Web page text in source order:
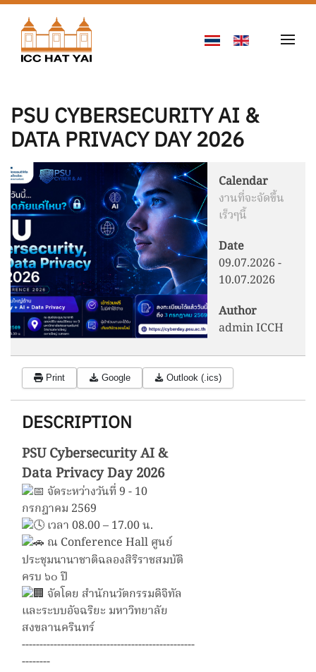
Skip to main content
PSU CYBERSECURITY AI &
DATA PRIVACY DAY 2026
Calendar
งานที่จะจัดขึ้น
เร็วๆนี้
Date
09.07.2026-
10.07.2026
Author
admin ICCH
Print Google Outlook (.ics)
DESCRIPTION
PSU Cybersecurity AI &
Data Privacy Day 2026
จัดระหว่างวันที่ 9 - 10
กรกฎาคม 2569
เวลา 08.00 – 17.00 น.
ณ Conference Hall ศูนย์
ประชุมนานาชาติฉลองสิริราชสมบัติ
ครบ ๖๐ ปี
จัดโดย สำนักนวัตกรรมดิจิทัล
และระบบอัจฉริยะ มหาวิทยาลัย
สงขลานครินทร์
-------------------------------------------------
--------